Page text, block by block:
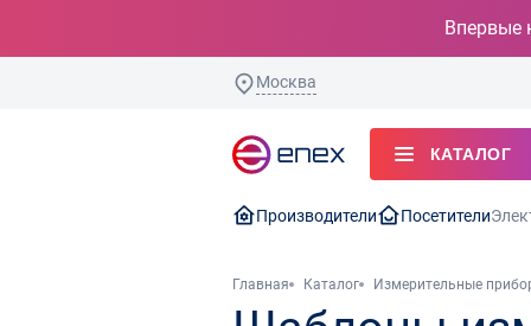
Впервые
Москва
КАТАЛОГ
Производители Посетители
Главная Каталог Измерительные